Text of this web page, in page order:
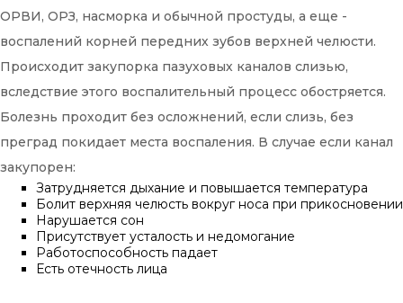
ОРВИ, ОРЗ, насморка и обычной простуды, а еще -
воспалений корней передних зубов верхней челюсти.
Происходит закупорка пазуховых каналов слизью,
вследствие этого воспалительный процесс обостряется.
Болезнь проходит без осложнений, если слизь, без
преград покидает места воспаления. В случае если канал
закупорен:
Затрудняется дыхание и повышается температура
Болит верхняя челюсть вокруг носа при прикосновении
Нарушается сон
Присутствует усталость и недомогание
Работоспособность падает
Есть отечность лица